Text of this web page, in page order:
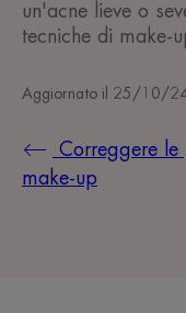
un'acne lieve o
tecniche di make-
Aggiornato il 25/10/
Correggere le
make-up